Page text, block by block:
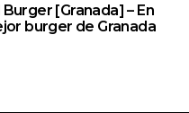
[Granada] – En
burger de Granada